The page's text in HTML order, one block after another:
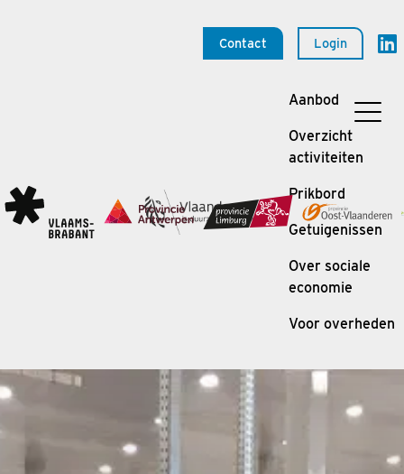
Contact Login
Aanbod
Overzicht
activiteiten
Prikbord
Getuigenissen
Over sociale
economie
Voor overheden